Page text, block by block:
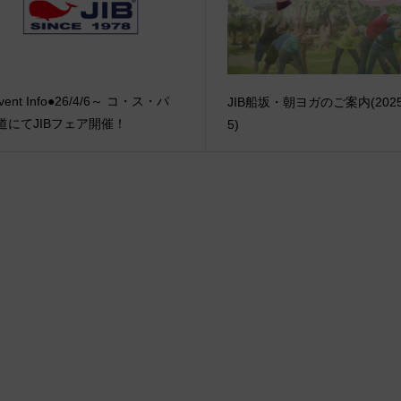
Info●26/4/6～ コ・ス・パ
にてJIBフェア開催！
JIB船坂・朝ヨガのご案内
5)